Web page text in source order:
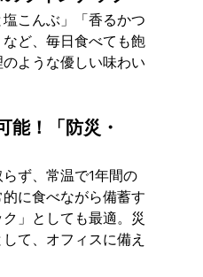
塩こんぶ」「香るかつ
ど、毎日食べても飽
ような優しい味わい
能！「防災・
ず、常温で1年間の
に食べながら備蓄す
」としても最適。災
て、オフィスに備え